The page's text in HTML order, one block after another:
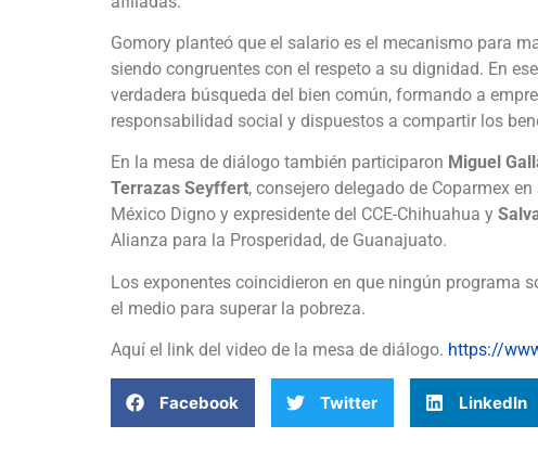
Gomory planteó que el salario es el mecanismo para
siendo congruentes con el respeto a su dignidad. En
verdadera búsqueda del bien común, formando a
responsabilidad social y dispuestos a compartir los
En la mesa de diálogo también participaron Miguel
Terrazas Seyffert, consejero delegado de Coparmex
México Digno y expresidente del CCE-Chihuahua y
Alianza para la Prosperidad, de Guanajuato.
Los exponentes coincidieron en que ningún programa
el medio para superar la pobreza.
Aquí el link del video de la mesa de diálogo. https://
Facebook Twitter LinkedIn